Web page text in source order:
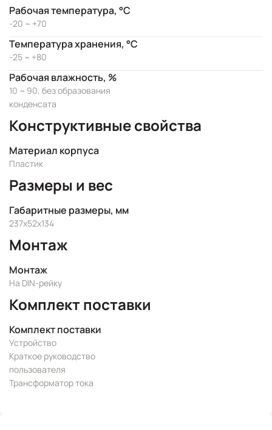
Рабочая температура, °C
-20 ~ +70
Температура хранения, °C
-25 ~ +80
Рабочая влажность, %
10 ~ 90, без образования
конденсата
Конструктивные свойства
Материал корпуса
Пластик
Размеры и вес
Габаритные размеры, мм
237х52х134
Монтаж
Монтаж
На DIN-рейку
Комплект поставки
Комплект поставки
Устройство
Краткое руководство
пользователя
Трансформатор тока